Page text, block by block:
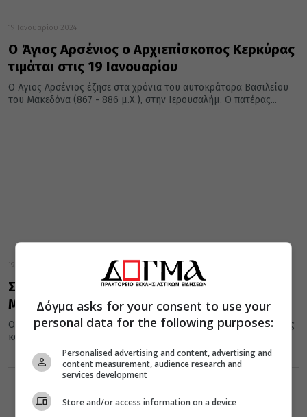
19 Ιανουαρίου 2024
Ο Άγιος Αρσένιος ο Αρχιεπίσκοπος Κερκύρας
τιμάται στις 19 Ιανουαρίου
Ο Άγιος Αρσένιος έζησε στα χρόνια του αυτοκράτορα Βασιλείου
του Μακεδόνα (867 - 886 μ.Χ.), στην Ιερουσαλήμ. Ο πατέρας...
19 Ιανουαρίου 2024
Σήμερα 19 Ιανουαρίου εορτάζει ο Άγιος
Μάρκος ο Ευγενικός
Ο Άγιος Μάρκος ο Ευγενικός γεννήθηκε το 1392 μ.Χ. από ευσεβείς
και πιστούς γονείς, τον αρχιδικαστή, σακελλίων και διάκονο...
Δόγμα asks for your consent to use your
personal data for the following purposes:
Personalised advertising and content, advertising and
content measurement, audience research and
services development
Store and/or access information on a device